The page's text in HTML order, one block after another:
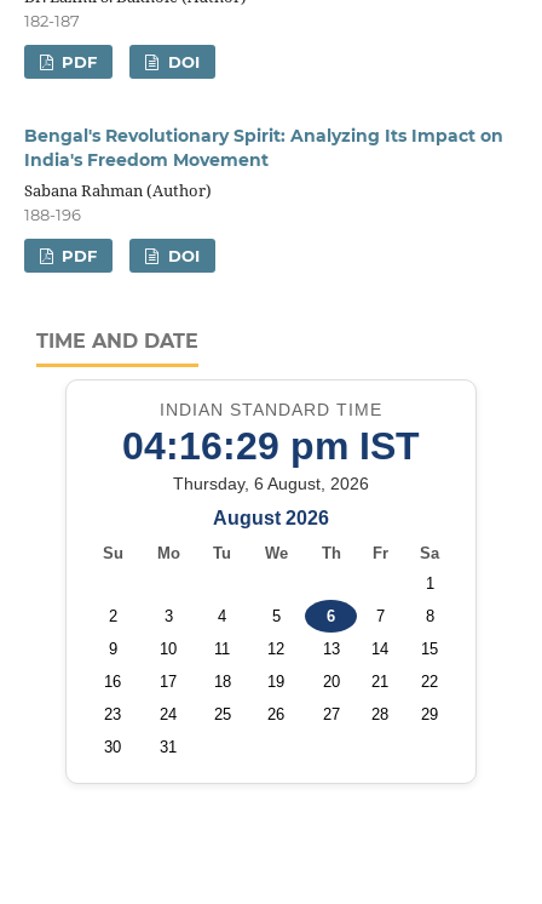
182-187
PDF DOI
Bengal's Revolutionary Spirit: Analyzing Its Impact on
India's Freedom Movement
Sabana Rahman (Author)
188-196
PDF DOI
TIME AND DATE